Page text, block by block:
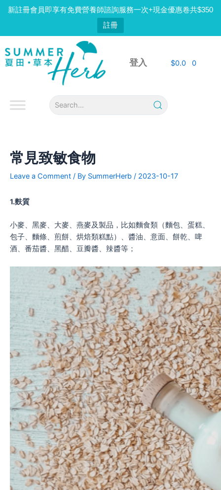
新註冊會員即享有免費營養師諮詢服務一次+現金優惠卷共$350
註冊
Skip
登入 $0.0 0
常見致敏食物
Leave a Comment / By SummerHerb / 2023-10-17
1.麩質
小麥、黑麥、大麥、燕麥及製品，比如麵食類（麵包、蛋糕、
包子、麵條、煎餅、烘焙類糕點）、醬油、意面、餅乾、啤
酒、番茄醬、黑醋、豆瓣醬、辣醬等；
navigation